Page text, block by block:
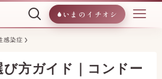
いまのイチオシ
感染症
び方ガイド｜コンドー